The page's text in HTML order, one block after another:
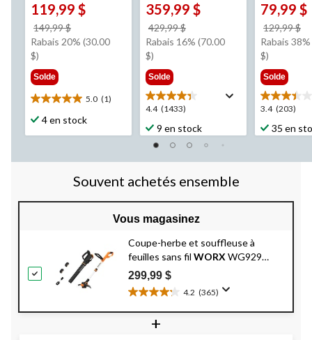
119,99 $
149,99 $
était
Rabais 20% (30.00
$)
Solde
5.0 (1)
5.0
étoile(s)
4 en stock
359,99 $
429,99 $
était
Rabais 16% (70.00
$)
Solde
4.4 (1433)
4.4
étoile(s)
sur
5.
1433
évaluations
9 en stock
79,99 $
129,99 $
Rabais
$)
Solde
3.4 (203)
3.4
étoile(s)
sur
203
35 en
Souvent achetés ensemble
Vous magasinez
Coupe-herbe et souffleuse à
feuilles sans fil WORX WG929
Power Share, 20 V
299,99 $
4.2 (365)
4.2
étoile(s)
+